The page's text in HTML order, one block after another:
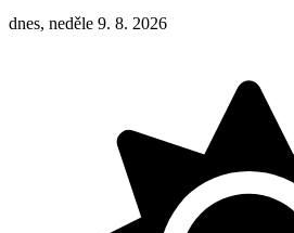
dnes, neděle 9. 8. 2026